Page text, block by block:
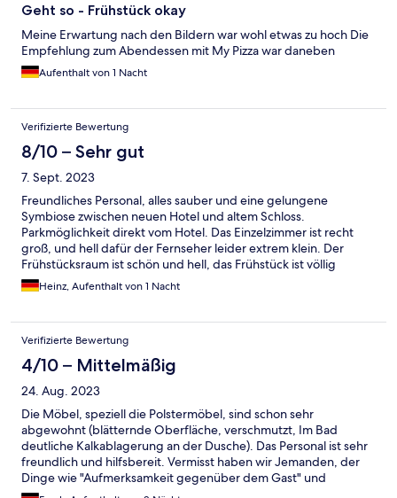
Geht so - Frühstück okay
Meine Erwartung nach den Bildern war wohl etwas zu hoch Die
Empfehlung zum Abendessen mit My Pizza war daneben
Aufenthalt von 1 Nacht
Verifizierte Bewertung
8/10 – Sehr gut
7. Sept. 2023
Freundliches Personal, alles sauber und eine gelungene
Symbiose zwischen neuen Hotel und altem Schloss.
Parkmöglichkeit direkt vom Hotel. Das Einzelzimmer ist recht
groß, und hell dafür der Fernseher leider extrem klein. Der
Frühstücksraum ist schön und hell, das Frühstück ist völlig
ausreichend an die Konsistenz vom Rührei sollte man jedoch
keine Ansprüche stellen.
Heinz, Aufenthalt von 1 Nacht
Verifizierte Bewertung
4/10 – Mittelmäßig
24. Aug. 2023
Die Möbel, speziell die Polstermöbel, sind schon sehr
abgewohnt (blätternde Oberfläche, verschmutzt, Im Bad
deutliche Kalkablagerung an der Dusche). Das Personal ist sehr
freundlich und hilfsbereit. Vermisst haben wir Jemanden, der
Dinge wie "Aufmerksamkeit gegenüber dem Gast" und
Mängelbeseitigung im Auge hat. Falls es ein Hotelmanagement